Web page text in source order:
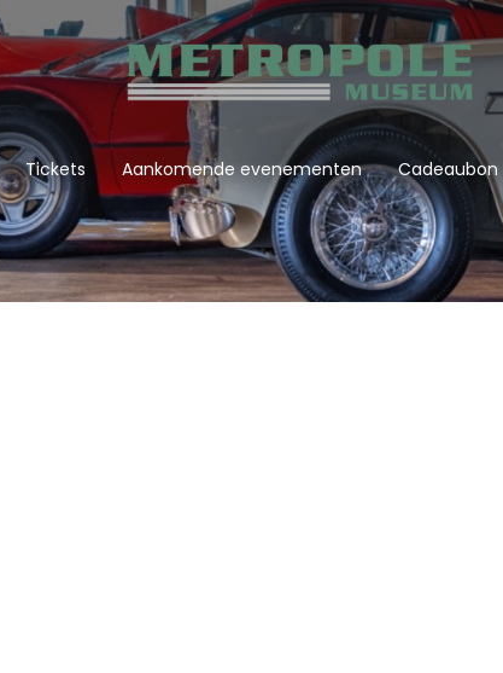
Tickets Aankomende evenementen Cadeaubon